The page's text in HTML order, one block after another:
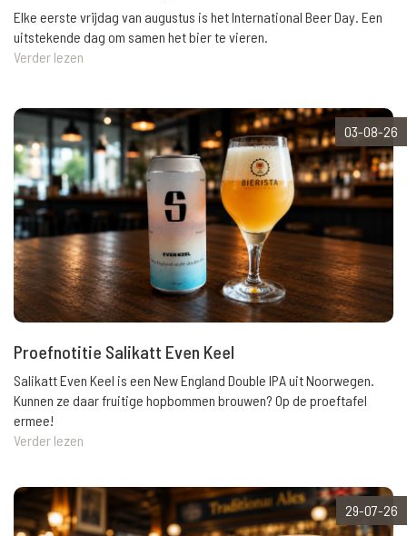
Elke eerste vrijdag van augustus is het International Beer Day. Een
uitstekende dag om samen het bier te vieren.
Verder lezen
03-08-26
Proefnotitie Salikatt Even Keel
Salikatt Even Keel is een New England Double IPA uit Noorwegen.
Kunnen ze daar fruitige hopbommen brouwen? Op de proeftafel
ermee!
Verder lezen
29-07-26